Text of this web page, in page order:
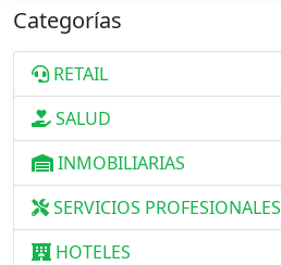
Categorías
RETAIL
SALUD
INMOBILIARIAS
SERVICIOS PROFESIONALES
HOTELES